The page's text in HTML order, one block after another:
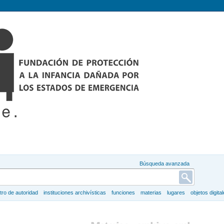
Búsqueda avanzada
de autoridad instituciones archivísticas funciones materias lugares objetos